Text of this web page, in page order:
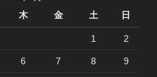
木 金 土 日
1 2
6 7 8 9